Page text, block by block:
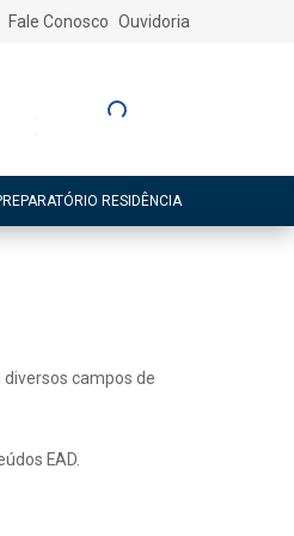
Fale Conosco Ouvidoria
Entre ou Cadastre-
RESIDÊNCIA
diversos campos de
EAD.